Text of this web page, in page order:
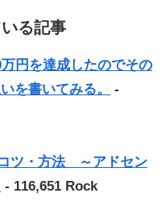
る記事
円を達成したのでその
を書いてみる。
-
ツ・方法 ～アドセン
- 116,651 Rock